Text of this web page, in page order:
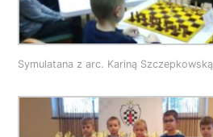
Symulatana z arc. Kariną Szczepkowską